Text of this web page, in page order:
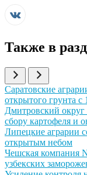
Также в
Иллюстрация
Саратовские
открытого грунта с
Иллюстрация
Дмитровский округ
сбору картофеля и
Иллюстрация
Липецкие аграрии
открытым небом
Иллюстрация
Чешская компания
узбекских